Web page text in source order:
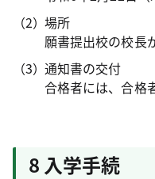
場所
願書提出校の校長
通知書の交付
合格者には、合格
8 入学手続